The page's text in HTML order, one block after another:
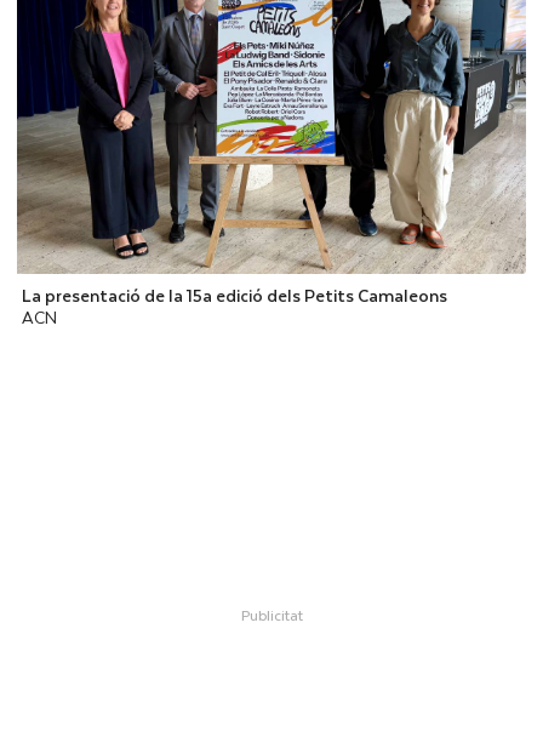
La presentació de la 15a edició dels Petits Camaleons
ACN